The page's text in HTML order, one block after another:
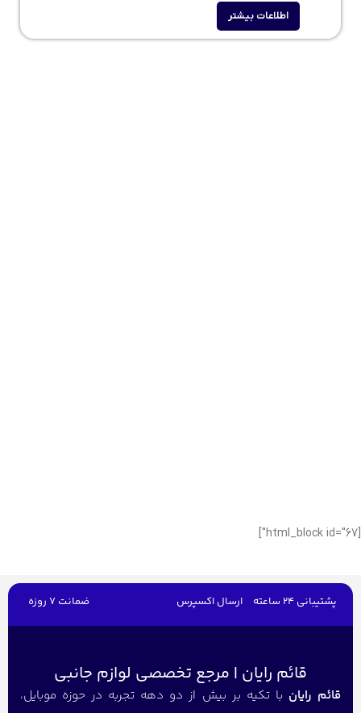
اطلاعات بیشتر
[html_block id="67"]
پشتیبانی 24 ساعته ارسال اکسپرس ضمانت 7 روزه
قائم رایان | مرجع تخصصی لوازم جانبی
قائم رایان با تکیه بر بیش از دو دهه تجربه در حوزه موبایل،